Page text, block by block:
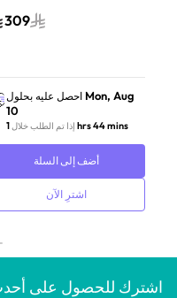
ثلاثي الأبعاد المتحرك)
ستيشن
309
احصل عليه بحلول Mon, Aug
10
إذا تم الطلب خلال 1 hrs 44 mins
أضف إلى السلة
اشترِ الآن
اشترك للحصول على